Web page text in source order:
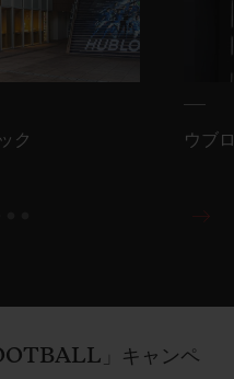
ティック
売中です
バンeブルー ヴィクト
広告ビジュアル撮影
ク ウブ
」キャンペ